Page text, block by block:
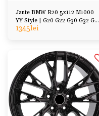
Jante BMW R20 5x112 M1000
YY Style | G20 G22 G30 G32 G11
G70 G01 G02
1345lei